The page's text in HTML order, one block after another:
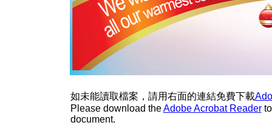
如未能讀取檔案，請用右面的連結免費下載
Please download theAdobe Acrobat Readerto
document.